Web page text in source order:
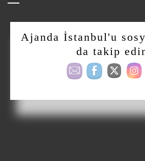
Menu
Ajanda İstanbul'u
da takip